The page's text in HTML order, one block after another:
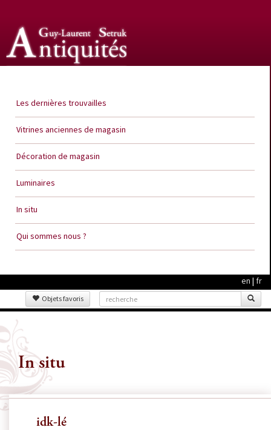
Les dernières trouvailles
Vitrines anciennes de magasin
Décoration de magasin
Luminaires
In situ
Qui sommes nous ?
en | fr
Objets favoris
In situ
idk-lé